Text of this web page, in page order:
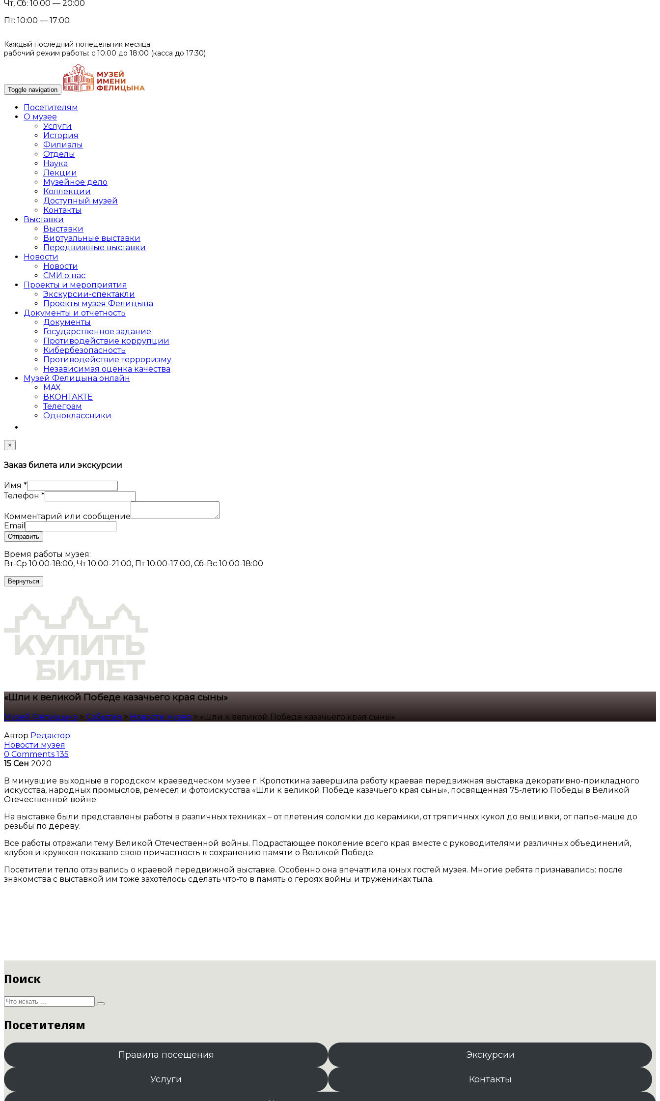
Чт, Сб: 10:00 — 20:00
Пт: 10:00 — 17:00
Каждый последний понедельник месяца
рабочий режим работы: с 10:00 до 18:00 (касса до 17:30)
Toggle navigation
Посетителям
О музее
Услуги
История
Филиалы
Отделы
Наука
Лекции
Музейное дело
Коллекции
Доступный музей
Контакты
Выставки
Выставки
Виртуальные выставки
Передвижные выставки
Новости
Новости
СМИ о нас
Проекты и мероприятия
Экскурсии-спектакли
Проекты музея Фелицына
Документы и отчетность
Документы
Государственное задание
Противодействие коррупции
Кибер­безопасность
Противодействие терроризму
Независимая оценка качества
Музей Фелицына онлайн
MAX
ВКОНТАКТЕ
Телеграм
Одноклассники
×
Заказ билета или экскурсии
Имя *
Телефон *
Комментарий или сообщение
Email
Отправить
Время работы музея:
Вт-Ср 10:00-18:00, Чт 10:00-21:00, Пт 10:00-17:00, Сб-Вс 10:00-18:00
Вернуться
«Шли к великой Победе казачьего края сыны»
Музей Фелицына > События > Новости музея > «Шли к великой Победе казачьего края сыны»
Автор Редактор
Новости музея
0 Comments 135
15 Сен 2020
В минувшие выходные в городском краеведческом музее г. Кропоткина завершила работу краевая передвижная выставка декоративно-прикладного
искусства, народных промыслов, ремесел и фотоискусства «Шли к великой Победе казачьего края сыны», посвященная 75-летию Победы в Великой
Отечественной войне.
На выставке были представлены работы в различных техниках – от плетения соломки до керамики, от тряпичных кукол до вышивки, от папье-маше до
резьбы по дереву.
Все работы отражали тему Великой Отечественной войны. Подрастающее поколение всего края вместе с руководителями различных объединений,
клубов и кружков показало свою причастность к сохранению памяти о Великой Победе.
Посетители тепло отзывались о краевой передвижной выставке. Особенно она впечатлила юных гостей музея. Многие ребята признавались: после
знакомства с выставкой им тоже захотелось сделать что-то в память о героях войны и тружениках тыла.
Поиск
Посетителям
Правила посещения Экскурсии
Услуги Контакты